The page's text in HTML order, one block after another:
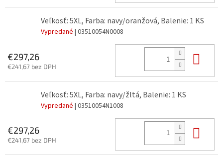
Veľkosť: 5XL, Farba: navy/oranžová, Balenie: 1 KS
Vypredané | 03510054N0008
€297,26
€241,67 bez DPH
Veľkosť: 5XL, Farba: navy/žltá, Balenie: 1 KS
Vypredané | 03510054N1008
€297,26
€241,67 bez DPH